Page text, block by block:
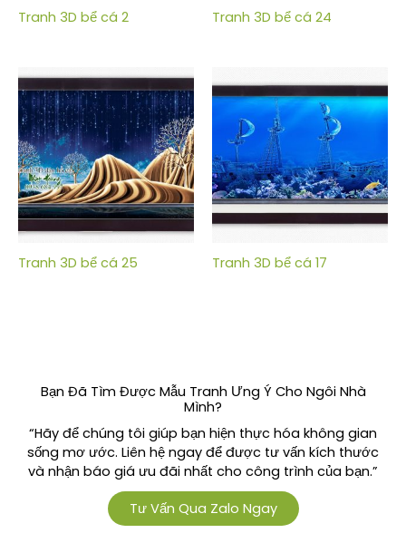
Tranh 3D bể cá 2 Tranh 3D bể cá 24
Tranh 3D bể cá 25 Tranh 3D bể cá 17
Bạn Đã Tìm Được Mẫu Tranh Ưng Ý Cho Ngôi Nhà
Mình?
“Hãy để chúng tôi giúp bạn hiện thực hóa không gian
sống mơ ước. Liên hệ ngay để được tư vấn kích thước
và nhận báo giá ưu đãi nhất cho công trình của bạn.”
Tư Vấn Qua Zalo Ngay